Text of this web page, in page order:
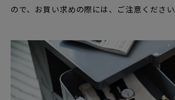
ので、お買い求めの際には、ご注意ください